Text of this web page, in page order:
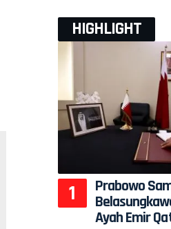
HIGHLIGHT
Prabowo
Ayah Emir